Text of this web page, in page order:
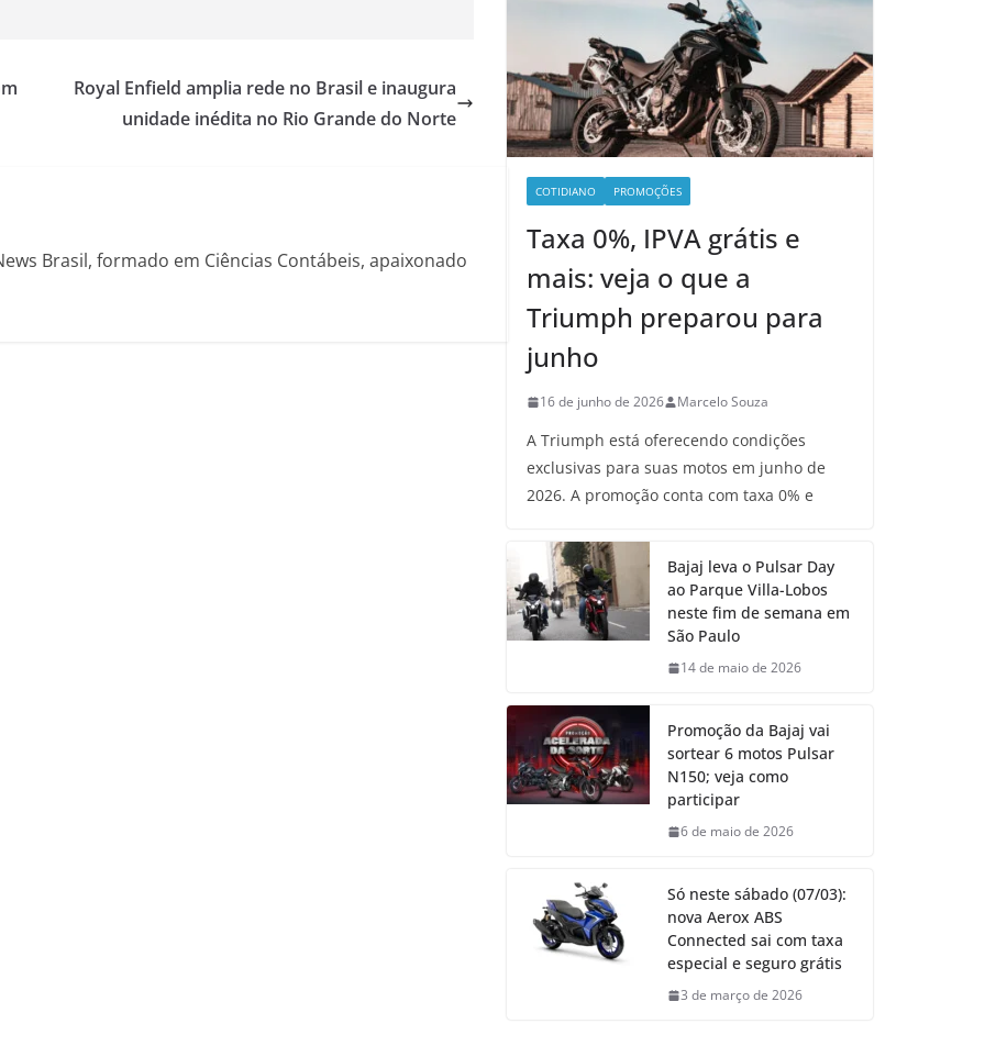
Royal Enfield amplia rede no Brasil e inaugura
unidade inédita no Rio Grande do Norte
Brasil, formado em Ciências Contábeis, apaixonado
COTIDIANO PROMOÇÕES
Taxa 0%, IPVA grátis e
mais: veja o que a
Triumph preparou para
junho
16 de junho de 2026 Marcelo Souza
A Triumph está oferecendo condições
exclusivas para suas motos em junho de
2026. A promoção conta com taxa 0% e
Bajaj leva o Pulsar Day
ao Parque Villa-Lobos
neste fim de semana em
São Paulo
14 de maio de 2026
Promoção da Bajaj vai
sortear 6 motos Pulsar
N150; veja como
participar
6 de maio de 2026
Só neste sábado (07/03):
nova Aerox ABS
Connected sai com taxa
especial e seguro grátis
3 de março de 2026